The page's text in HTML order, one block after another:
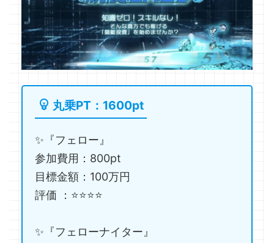
丸乗PT：1600pt
✨『フェロー』
参加費用：800pt
目標金額：100万円
評価 ：⭐️⭐️⭐️⭐️
✨『フェローナイター』